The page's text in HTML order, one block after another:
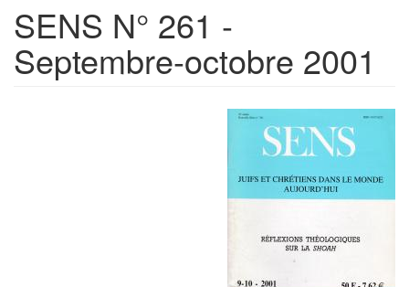
SENS N° 261 -
Septembre-octobre 2001